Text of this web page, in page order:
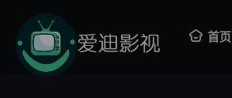
首页